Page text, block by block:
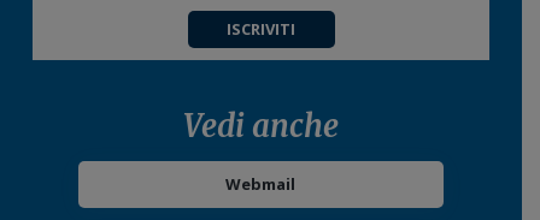
ISCRIVITI
Vedi anche
Webmail